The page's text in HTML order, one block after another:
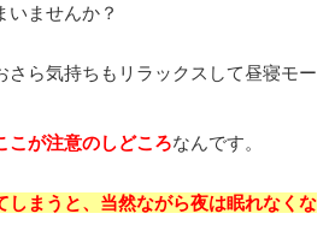
いませんか？
さら気持ちもリラックスして昼寝モー
こが注意のしどころなんです。
しまうと、当然ながら夜は眠れなくな